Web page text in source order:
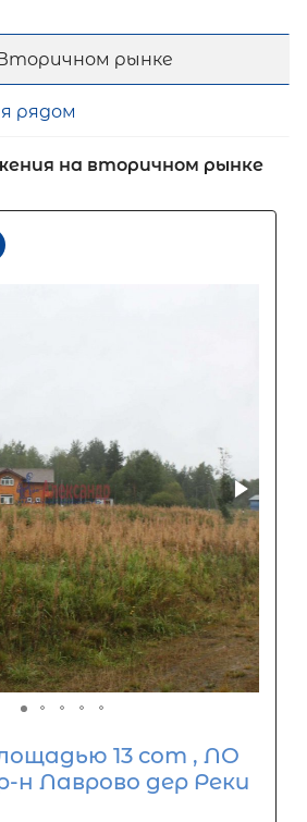
рынке
рядом
на вторичном рынке
13 сот , ЛО
н Лаврово дер Реки